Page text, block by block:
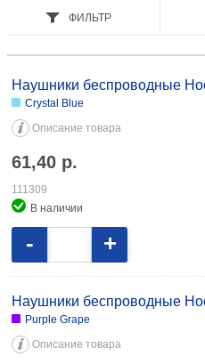
ФИЛЬТР
Purple Grape 61,40 111308
Наушники беспроводные
Crystal Blue
Описание товара
61,40 р.
111309
В наличии
- +
Наушники беспроводные
Purple Grape
Описание товара